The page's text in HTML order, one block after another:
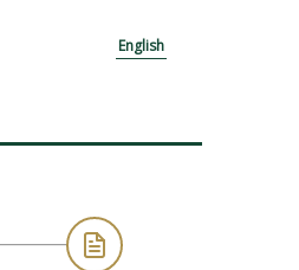
English